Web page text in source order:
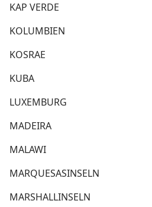
KAP VERDE
KOLUMBIEN
KOSRAE
KUBA
LUXEMBURG
MADEIRA
MALAWI
MARQUESASINSELN
MARSHALLINSELN